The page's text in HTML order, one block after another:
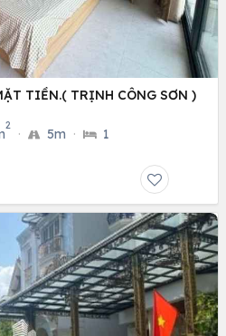
TIỀN.( TRỊNH CÔNG SƠN )
2
· 5m · 1